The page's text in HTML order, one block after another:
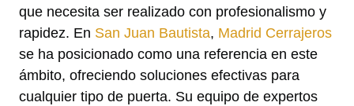
que necesita ser realizado con profesionalismo y
rapidez. En San Juan Bautista, Madrid Cerrajeros
se ha posicionado como una referencia en este
ámbito, ofreciendo soluciones efectivas para
cualquier tipo de puerta. Su equipo de expertos